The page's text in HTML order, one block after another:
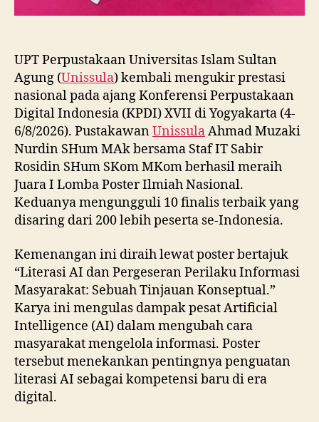
UPT Perpustakaan Universitas Islam Sultan
Agung (Unissula) kembali mengukir prestasi
nasional pada ajang Konferensi Perpustakaan
Digital Indonesia (KPDI) XVII di Yogyakarta (4-
6/8/2026). PustakawanUnissulaAhmad Muzaki
Nurdin SHum MAk bersama Staf IT Sabir
Rosidin SHum SKom MKom berhasil meraih
Juara I Lomba Poster Ilmiah Nasional.
Keduanya mengungguli 10 finalis terbaik yang
disaring dari 200 lebih peserta se-Indonesia.
Kemenangan ini diraih lewat poster bertajuk
“Literasi AI dan Pergeseran Perilaku Informasi
Masyarakat: Sebuah Tinjauan Konseptual.”
Karya ini mengulas dampak pesat Artificial
Intelligence (AI) dalam mengubah cara
masyarakat mengelola informasi. Poster
tersebut menekankan pentingnya penguatan
literasi AI sebagai kompetensi baru di era
digital.